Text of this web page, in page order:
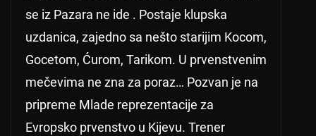
se iz Pazara ne ide . Postaje klupska
uzdanica, zajedno sa nešto starijim Kocom,
Gocetom, Ćurom, Tarikom. U prvenstvenim
mečevima ne zna za poraz… Pozvan je na
pripreme Mlade reprezentacije za
Evropsko prvenstvo u Kijevu. Trener